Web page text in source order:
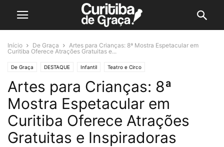
Início De Graça
Artes para Crianças: 8ª Mostra Espetacular em
Curitiba Oferece Atrações Gratuitas e...
De Graça DESTAQUE Infantil Teatro e Circo
Artes para Crianças: 8ª
Mostra Espetacular em
Curitiba Oferece Atrações
Gratuitas e Inspiradoras